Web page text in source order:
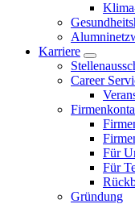
Karriere
Career
Für
Für
Gründung